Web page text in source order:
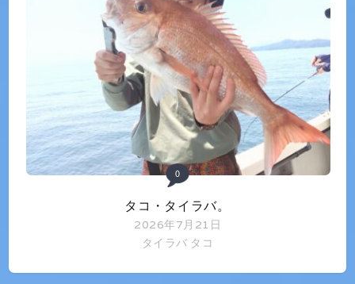
0
タコ・タイラバ。
2026年7月21日
タイラバ タコ